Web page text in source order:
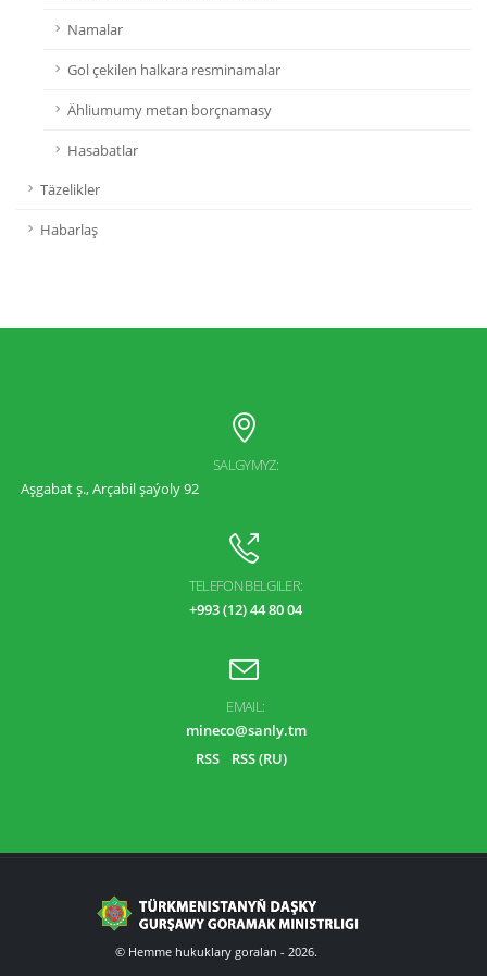
Namalar
Gol çekilen halkara resminamalar
Ähliumumy metan borçnamasy
Hasabatlar
Täzelikler
Habarlaş
SALGYMYZ:
Aşgabat ş., Arçabil şaýoly 92
TELEFON BELGILER:
+993 (12) 44 80 04
EMAIL:
mineco@sanly.tm
RSS
RSS (RU)
© Hemme hukuklary goralan - 2026.